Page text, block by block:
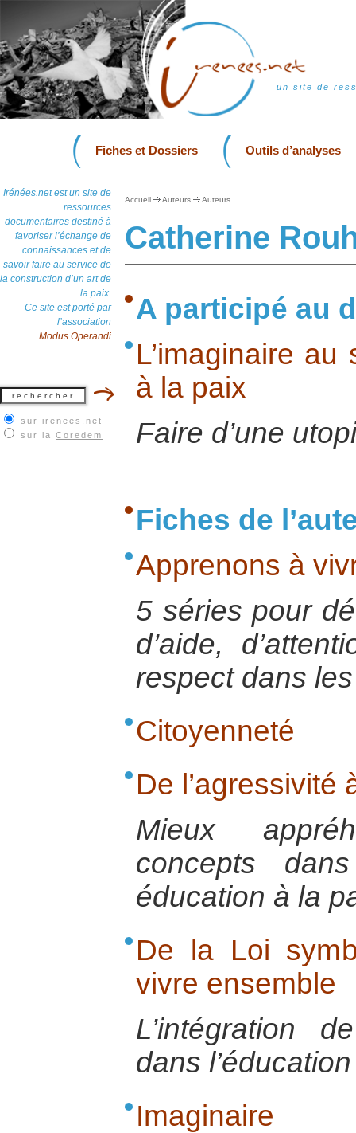
un site de
Fiches et Dossiers Outils d’analyses
Irénées.net est un site de
ressources
documentaires destiné à
favoriser l’échange de
connaissances et de
savoir faire au service de
la construction d’un art de
la paix.
Ce site est porté par
l’association
Modus Operandi
sur irenees.net
sur la Coredem
Accueil Auteurs Auteurs
Catherine
A participé au
L’imaginaire au
à la paix
Faire d’une
Fiches de
Apprenons à
5 séries pour
d’aide,
respect dans
Citoyenneté
De l’agressivité
Mieux
concepts
éducation à la
De la Loi
vivre ensemble
L’intégration
dans
Imaginaire